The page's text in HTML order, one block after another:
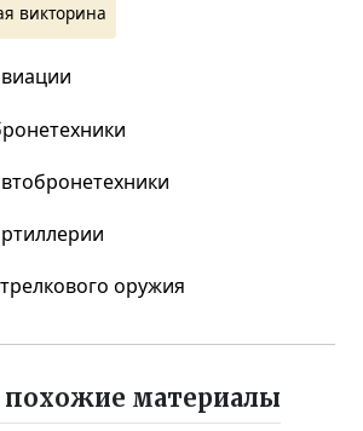
викторина
оружия
похожие материалы